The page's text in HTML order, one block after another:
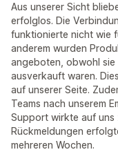
Aus unserer Sicht
erfolglos. Die
funktionierte nicht wie
anderem wurden
angeboten, obwohl
ausverkauft waren.
auf unserer Seite.
Teams nach unserem
Support wirkte auf uns
Rückmeldungen
mehreren Wochen.